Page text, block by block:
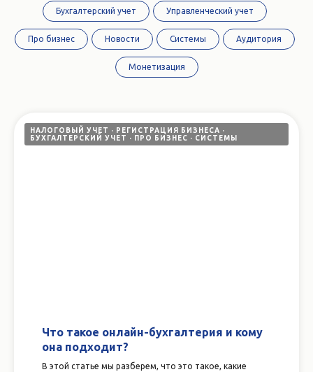
Бухгалтерский учет Управленческий учет
Про бизнес Новости Системы Аудитория
Монетизация
НАЛОГОВЫЙ УЧЕТ
РЕГИСТРАЦИЯ БИЗНЕСА
БУХГАЛТЕРСКИЙ УЧЕТ
ПРО БИЗНЕС СИСТЕМЫ
Что такое онлайн-бухгалтерия и кому
она подходит?
В этой статье мы разберем, что это такое, какие